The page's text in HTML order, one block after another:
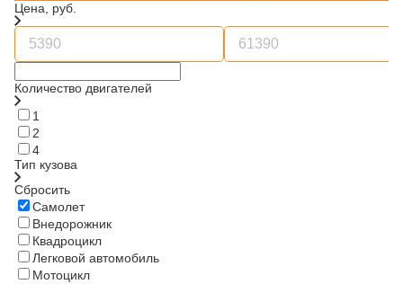
Цена, руб.
Количество двигателей
1
2
4
Тип кузова
Сбросить
Самолет
Внедорожник
Квадроцикл
Легковой автомобиль
Мотоцикл